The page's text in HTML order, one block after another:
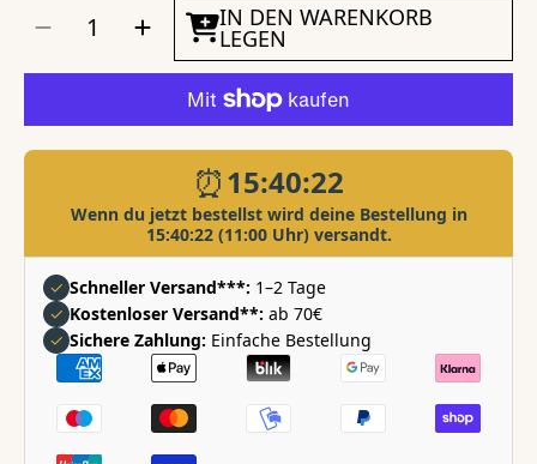
AUSWÄHLEN
Menge
KENKOU®
Vita-
Immun
6
mm
-
schwimmend
verringern
Menge
fürKENKOU®
Vita-
Immun
Mix
Koifutter
6
mm
-
schwimmend
erhöhen
IN DEN WARENKORB
LEGEN
⏰15:40:22
Wenn du jetzt bestellst wird deine Bestellung in
15:40:22(11:00 Uhr) versandt.
✓ Schneller Versand***: 1–2 Tage
✓ Kostenloser Versand**: ab 70€
✓ Sichere Zahlung: Einfache Bestellung
Zahlungsarten